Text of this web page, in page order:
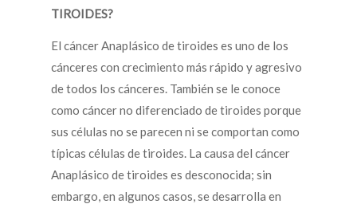
TIROIDES?
El cáncer Anaplásico de tiroides es uno de los
cánceres con crecimiento más rápido y agresivo
de todos los cánceres. También se le conoce
como cáncer no diferenciado de tiroides porque
sus células no se parecen ni se comportan como
típicas células de tiroides. La causa del cáncer
Anaplásico de tiroides es desconocida; sin
embargo, en algunos casos, se desarrolla en